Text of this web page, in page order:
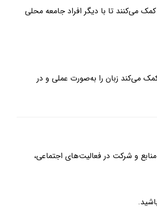
کمک می‌کنند تا با دیگر افراد جامعه محلی
می‌کند زبان را به‌صورت عملی و در
و شرکت در فعالیت‌های اجتماعی،